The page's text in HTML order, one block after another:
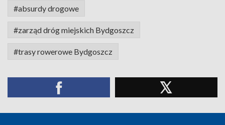
#absurdy drogowe
#zarząd dróg miejskich Bydgoszcz
#trasy rowerowe Bydgoszcz